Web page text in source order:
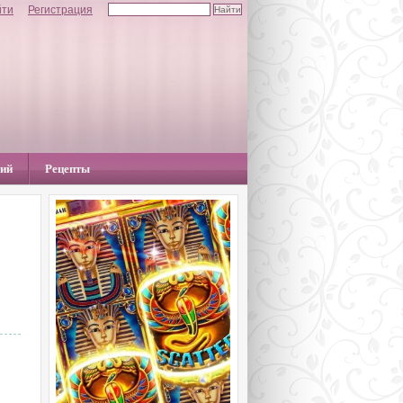
Регистрация
Рецепты